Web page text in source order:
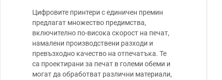
Цифровите принтери с единичен премин
предлагат множество предимства,
включително по-висока скорост на печат,
намалени производствени разходи и
превъзходно качество на отпечатъка. Те
са проектирани за печат в големи обеми и
могат да обработват различни материали,